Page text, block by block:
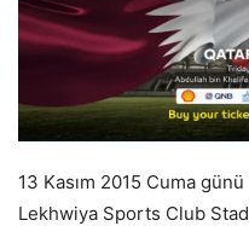
13 Kasım 2015 Cuma günü
Lekhwiya Sports Club